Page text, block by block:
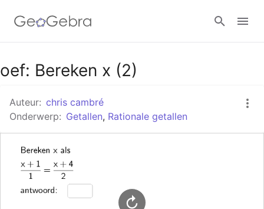
Google Classroom
GeoGebra Klaslokaal
oef: Bereken x (2)
Auteur: chris cambré
Onderwerp: Getallen, Rationale getallen